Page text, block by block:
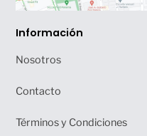
Información
Nosotros
Contacto
Términos y Condiciones